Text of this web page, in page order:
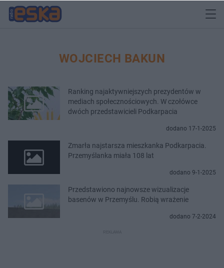
WOJCIECH BAKUN
Ranking najaktywniejszych prezydentów w
mediach społecznościowych. W czołówce
dwóch przedstawicieli Podkarpacia
dodano 17-1-2025
Zmarła najstarsza mieszkanka Podkarpacia.
Przemyślanka miała 108 lat
dodano 9-1-2025
Przedstawiono najnowsze wizualizacje
basenów w Przemyślu. Robią wrażenie
dodano 7-2-2024